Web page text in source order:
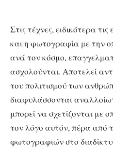
Στις τέχνες, ειδικότερα τις
και η φωτογραφία με την
ανά τον κόσμο,
ασχολούνται. Αποτελεί
του πολιτισμού των
διαφυλάσσονται
μπορεί να σχετίζονται με
τον λόγο αυτόν, πέρα από
φωτογραφιών στο